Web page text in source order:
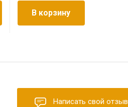
В корзину
Написать свой отзыв